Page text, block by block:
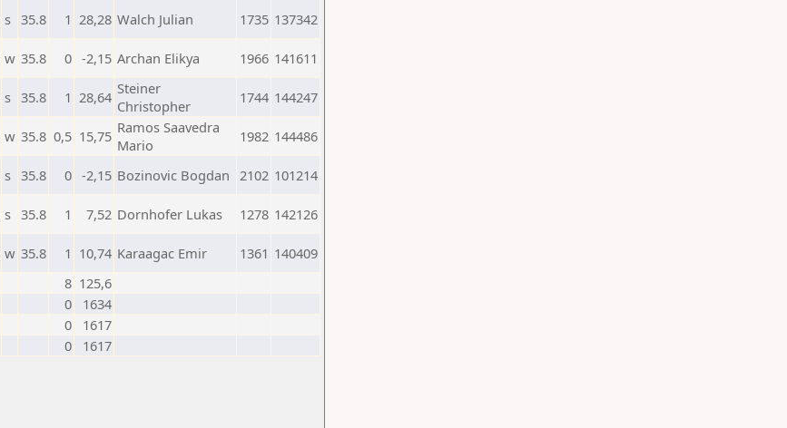
s 35.8 1 28,28 Walch Julian 1735 137342
w 35.8 0 -2,15 Archan Elikya 1966 141611
s 35.8 1 28,64 Steiner
Christopher
1744 144247
w 35.8 0,5 15,75 Ramos Saavedra
Mario
1982 144486
s 35.8 0 -2,15 Bozinovic Bogdan 2102 101214
s 35.8 1 7,52 Dornhofer Lukas 1278 142126
w 35.8 1 10,74 Karaagac Emir 1361 140409
8 125,6
0
1634
0
1617
0
1617